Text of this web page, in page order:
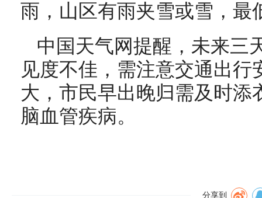
雨，山区有雨夹雪或雪，
中国天气网提醒，未来三
见度不佳，需注意交通出
大，市民早出晚归需及时添
脑血管疾病。
分享到